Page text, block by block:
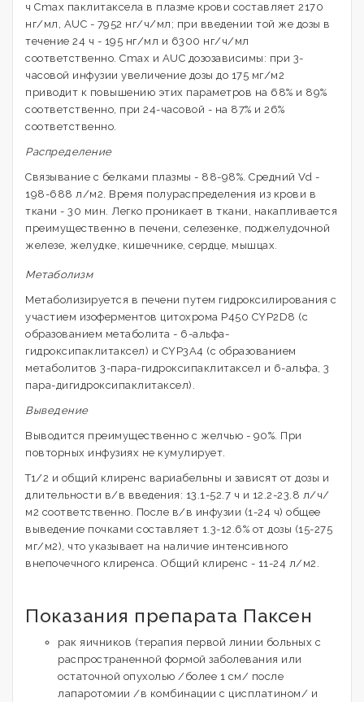
ч Cmax паклитаксела в плазме крови составляет 2170
нг/мл, AUC - 7952 нг/ч/мл; при введении той же дозы в
течение 24 ч - 195 нг/мл и 6300 нг/ч/мл
соответственно. Cmax и AUC дозозависимы: при 3-
часовой инфузии увеличение дозы до 175 мг/м2
приводит к повышению этих параметров на 68% и 89%
соответственно, при 24-часовой - на 87% и 26%
соответственно.
Распределение
Связывание с белками плазмы - 88-98%. Средний Vd -
198-688 л/м2. Время полураспределения из крови в
ткани - 30 мин. Легко проникает в ткани, накапливается
преимущественно в печени, селезенке, поджелудочной
железе, желудке, кишечнике, сердце, мышцах.
Метаболизм
Метаболизируется в печени путем гидроксилирования с
участием изоферментов цитохрома Р450 CYP2D8 (с
образованием метаболита - 6-альфа-
гидроксипаклитаксел) и CYP3A4 (с образованием
метаболитов 3-пара-гидроксипаклитаксел и 6-альфа, 3
пара-дигидроксипаклитаксел).
Выведение
Выводится преимущественно с желчью - 90%. При
повторных инфузиях не кумулирует.
T1/2 и общий клиренс вариабельны и зависят от дозы и
длительности в/в введения: 13.1-52.7 ч и 12.2-23.8 л/ч/
м2 соответственно. После в/в инфузии (1-24 ч) общее
выведение почками составляет 1.3-12.6% от дозы (15-275
мг/м2), что указывает на наличие интенсивного
внепочечного клиренса. Общий клиренс - 11-24 л/м2.
Показания препарата Паксен
рак яичников (терапия первой линии больных с
распространенной формой заболевания или
остаточной опухолью /более 1 см/ после
лапаротомии /в комбинации с цисплатином/ и